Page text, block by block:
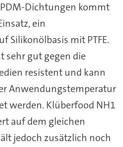
Dichtungen kommt
ein
Silikonölbasis mit PTFE.
sehr gut gegen die
resistent und kann
Anwendungstemperatur
werden. Klüberfood NH1
auf dem gleichen
jedoch zusätzlich noch